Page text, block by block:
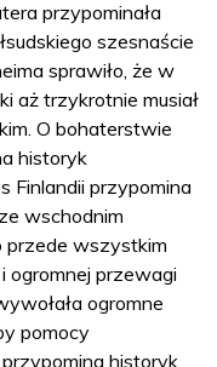
przypominała
szesnaście
sprawiło, że w
aż trzykrotnie musiał
O bohaterstwie
historyk
Finlandii przypomina
wschodnim
przede wszystkim
ogromnej przewagi
ogromne
pomocy
historyk.